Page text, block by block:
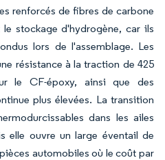
renforcés de fibres de carbone
stockage d'hydrogène, car ils
lors de l'assemblage. Les
résistance à la traction de 425
le CF-époxy, ainsi que des
plus élevées. La transition
dans les ailes
elle ouvre un large éventail de
automobiles où le coût par